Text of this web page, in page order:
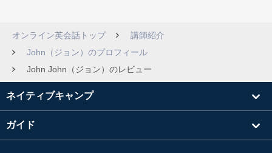
オンライン英会話トップ
講師紹介
John（ジョン）のプロフィール
John John（ジョン）のレビュー
ネイティブキャンプ
ガイド